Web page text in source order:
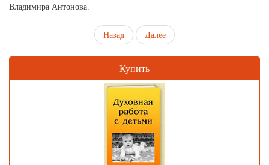
Владимира Антонова.
Назад Далее
Купить